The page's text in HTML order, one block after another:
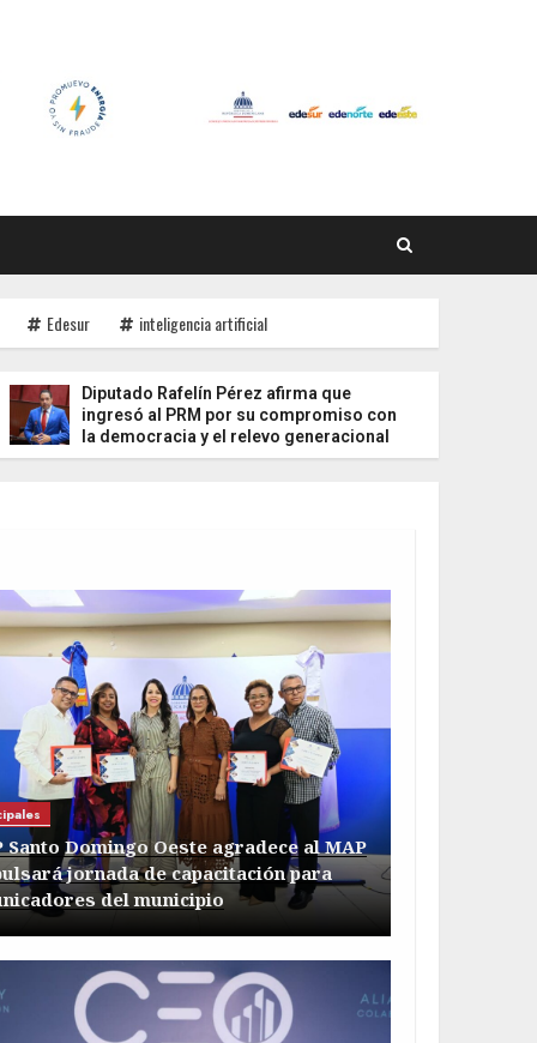
Edesur inteligencia artificial
Diputado Rafelín Pérez afirma que
ingresó al PRM por su compromiso con
la democracia y el relevo generacional
se consolida y fortalece el
Santo Domingo Oeste agradece al MAP
jornada de capacitación para
del municipio